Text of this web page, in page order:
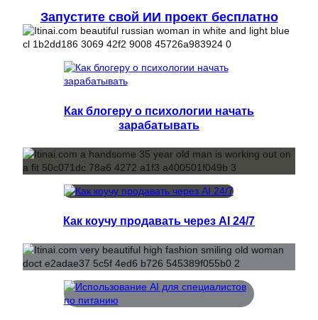
Запустите свой ИИ проект бесплатно
Как блогеру о психологии начать
зарабатывать
Как коучу продавать через AI 24/7